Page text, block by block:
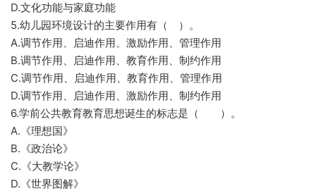
D.文化功能与家庭功能
5.幼儿园环境设计的主要作用有（ ）。
A.调节作用、启迪作用、激励作用、管理作用
B.调节作用、启迪作用、教育作用、制约作用
C.调节作用、启迪作用、教育作用、管理作用
D.调节作用、启迪作用、激励作用、制约作用
6.学前公共教育教育思想诞生的标志是（ ）。
A.《理想国》
B.《政治论》
C.《大教学论》
D.《世界图解》